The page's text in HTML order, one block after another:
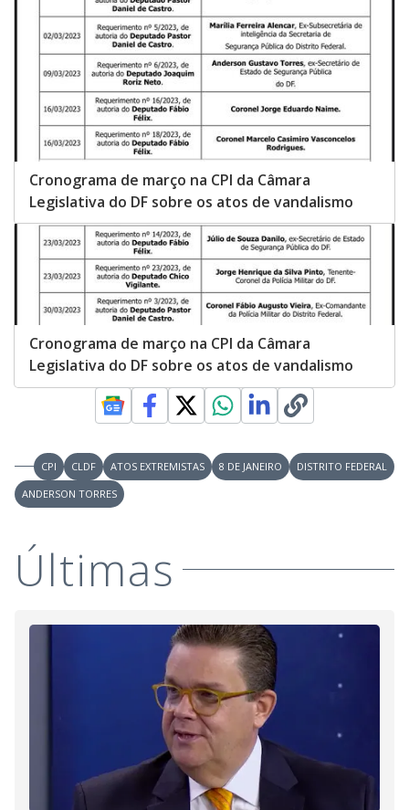
Cronograma de março na CPI da Câmara
Legislativa do DF sobre os atos de vandalismo
Cronograma de março na CPI da Câmara
Legislativa do DF sobre os atos de vandalismo
CPI CLDF ATOS EXTREMISTAS 8 DE JANEIRO
DISTRITO FEDERAL
ANDERSON TORRES
Últimas